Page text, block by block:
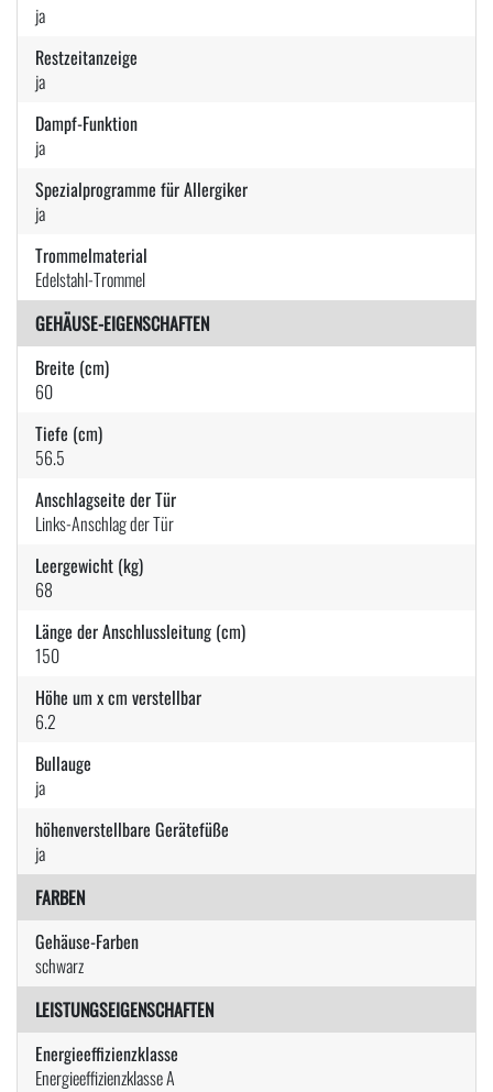
ja
Restzeitanzeige
ja
Dampf-Funktion
ja
Spezialprogramme für Allergiker
ja
Trommelmaterial
Edelstahl-Trommel
GEHÄUSE-EIGENSCHAFTEN
Breite (cm)
60
Tiefe (cm)
56.5
Anschlagseite der Tür
Links-Anschlag der Tür
Leergewicht (kg)
68
Länge der Anschlussleitung (cm)
150
Höhe um x cm verstellbar
6.2
Bullauge
ja
höhenverstellbare Gerätefüße
ja
FARBEN
Gehäuse-Farben
schwarz
LEISTUNGSEIGENSCHAFTEN
Energieeffizienzklasse
Energieeffizienzklasse A